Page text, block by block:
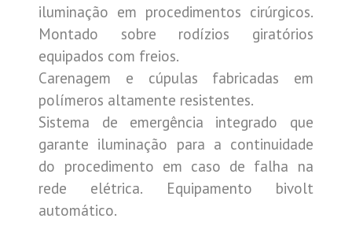
iluminação em procedimentos cirúrgicos.
Montado sobre rodízios giratórios
equipados com freios.
Carenagem e cúpulas fabricadas em
polímeros altamente resistentes.
Sistema de emergência integrado que
garante iluminação para a continuidade
do procedimento em caso de falha na
rede elétrica. Equipamento bivolt
automático.